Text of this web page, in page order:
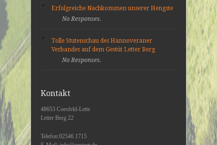
Erfolgreiche Nachkommen unserer Hengste
No Responses.
Tolle Stutenschau des Hannoveraner
Verbandes auf dem Gestüt Letter Berg
No Responses.
Kontakt
48653 Coesfeld-Lette
Letter Berg 22
Telefon:02546 1715